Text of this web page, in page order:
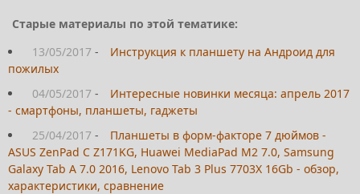
Старые материалы по этой тематике:
13/05/2017 -
Инструкция к планшету на Андроид для
пожилых
04/05/2017 -
Интересные новинки месяца: апрель 2017
- смартфоны, планшеты, гаджеты
25/04/2017 -
Планшеты в форм-факторе 7 дюймов -
ASUS ZenPad C Z171KG, Huawei MediaPad M2 7.0, Samsung
Galaxy Tab A 7.0 2016, Lenovo Tab 3 Plus 7703X 16Gb - обзор,
характеристики, сравнение